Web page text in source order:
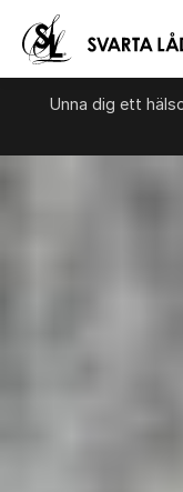
Unna dig ett